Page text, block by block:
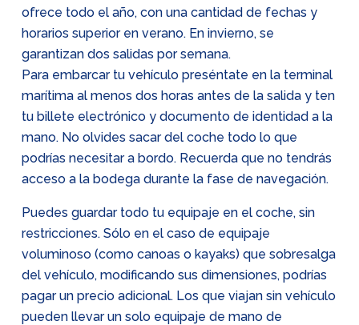
ofrece todo el año, con una cantidad de fechas y
horarios superior en verano. En invierno, se
garantizan dos salidas por semana.
Para embarcar tu vehículo preséntate en la terminal
marítima al menos dos horas antes de la salida y ten
tu billete electrónico y documento de identidad a la
mano. No olvides sacar del coche todo lo que
podrías necesitar a bordo. Recuerda que no tendrás
acceso a la bodega durante la fase de navegación.
Puedes guardar todo tu equipaje en el coche, sin
restricciones. Sólo en el caso de equipaje
voluminoso (como canoas o kayaks) que sobresalga
del vehículo, modificando sus dimensiones, podrías
pagar un precio adicional. Los que viajan sin vehículo
pueden llevar un solo equipaje de mano de